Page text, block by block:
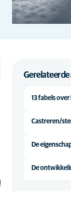
13 fabels
Castreren/
De
De